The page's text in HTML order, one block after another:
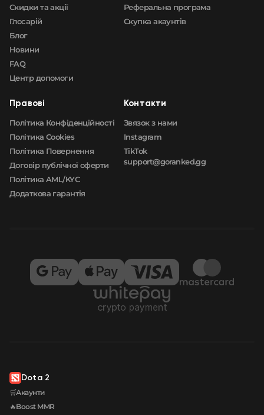
Скидки та акції
Глосарій
Блог
Новини
FAQ
Центр допомоги
Реферальна програма
Скупка акаунтів
Правові
Політика Конфіденційності
Політика Cookies
Політика Повернення
Договір публічної оферти
Політика AML/KYC
Додаткова гарантія
Контакти
Звязок з нами
Instagram
TikTok
support@goranked.gg
Dota 2
🛒Акаунти
🔥Boost MMR